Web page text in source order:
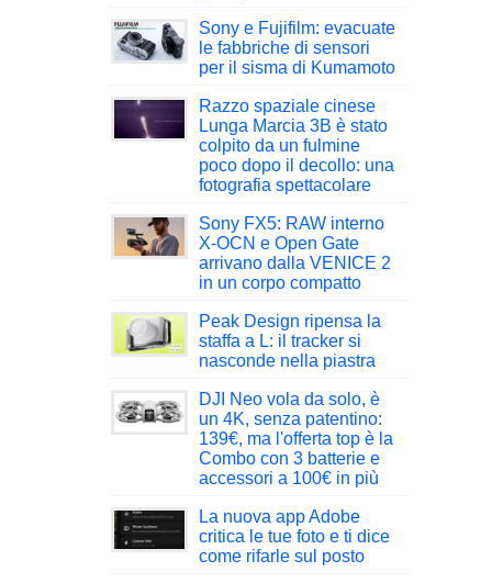
Sony e Fujifilm: evacuate
le fabbriche di sensori
per il sisma di Kumamoto
Razzo spaziale cinese
Lunga Marcia 3B è stato
colpito da un fulmine
poco dopo il decollo: una
fotografia spettacolare
Sony FX5: RAW interno
X-OCN e Open Gate
arrivano dalla VENICE 2
in un corpo compatto
Peak Design ripensa la
staffa a L: il tracker si
nasconde nella piastra
DJI Neo vola da solo, è
un 4K, senza patentino:
139€, ma l'offerta top è la
Combo con 3 batterie e
accessori a 100€ in più
La nuova app Adobe
critica le tue foto e ti dice
come rifarle sul posto